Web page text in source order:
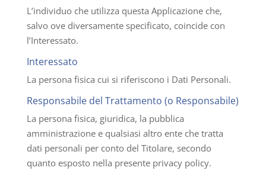
L’individuo che utilizza questa Applicazione che,
salvo ove diversamente specificato, coincide con
l’Interessato.
Interessato
La persona fisica cui si riferiscono i Dati Personali.
Responsabile del Trattamento (o Responsabile)
La persona fisica, giuridica, la pubblica
amministrazione e qualsiasi altro ente che tratta
dati personali per conto del Titolare, secondo
quanto esposto nella presente privacy policy.